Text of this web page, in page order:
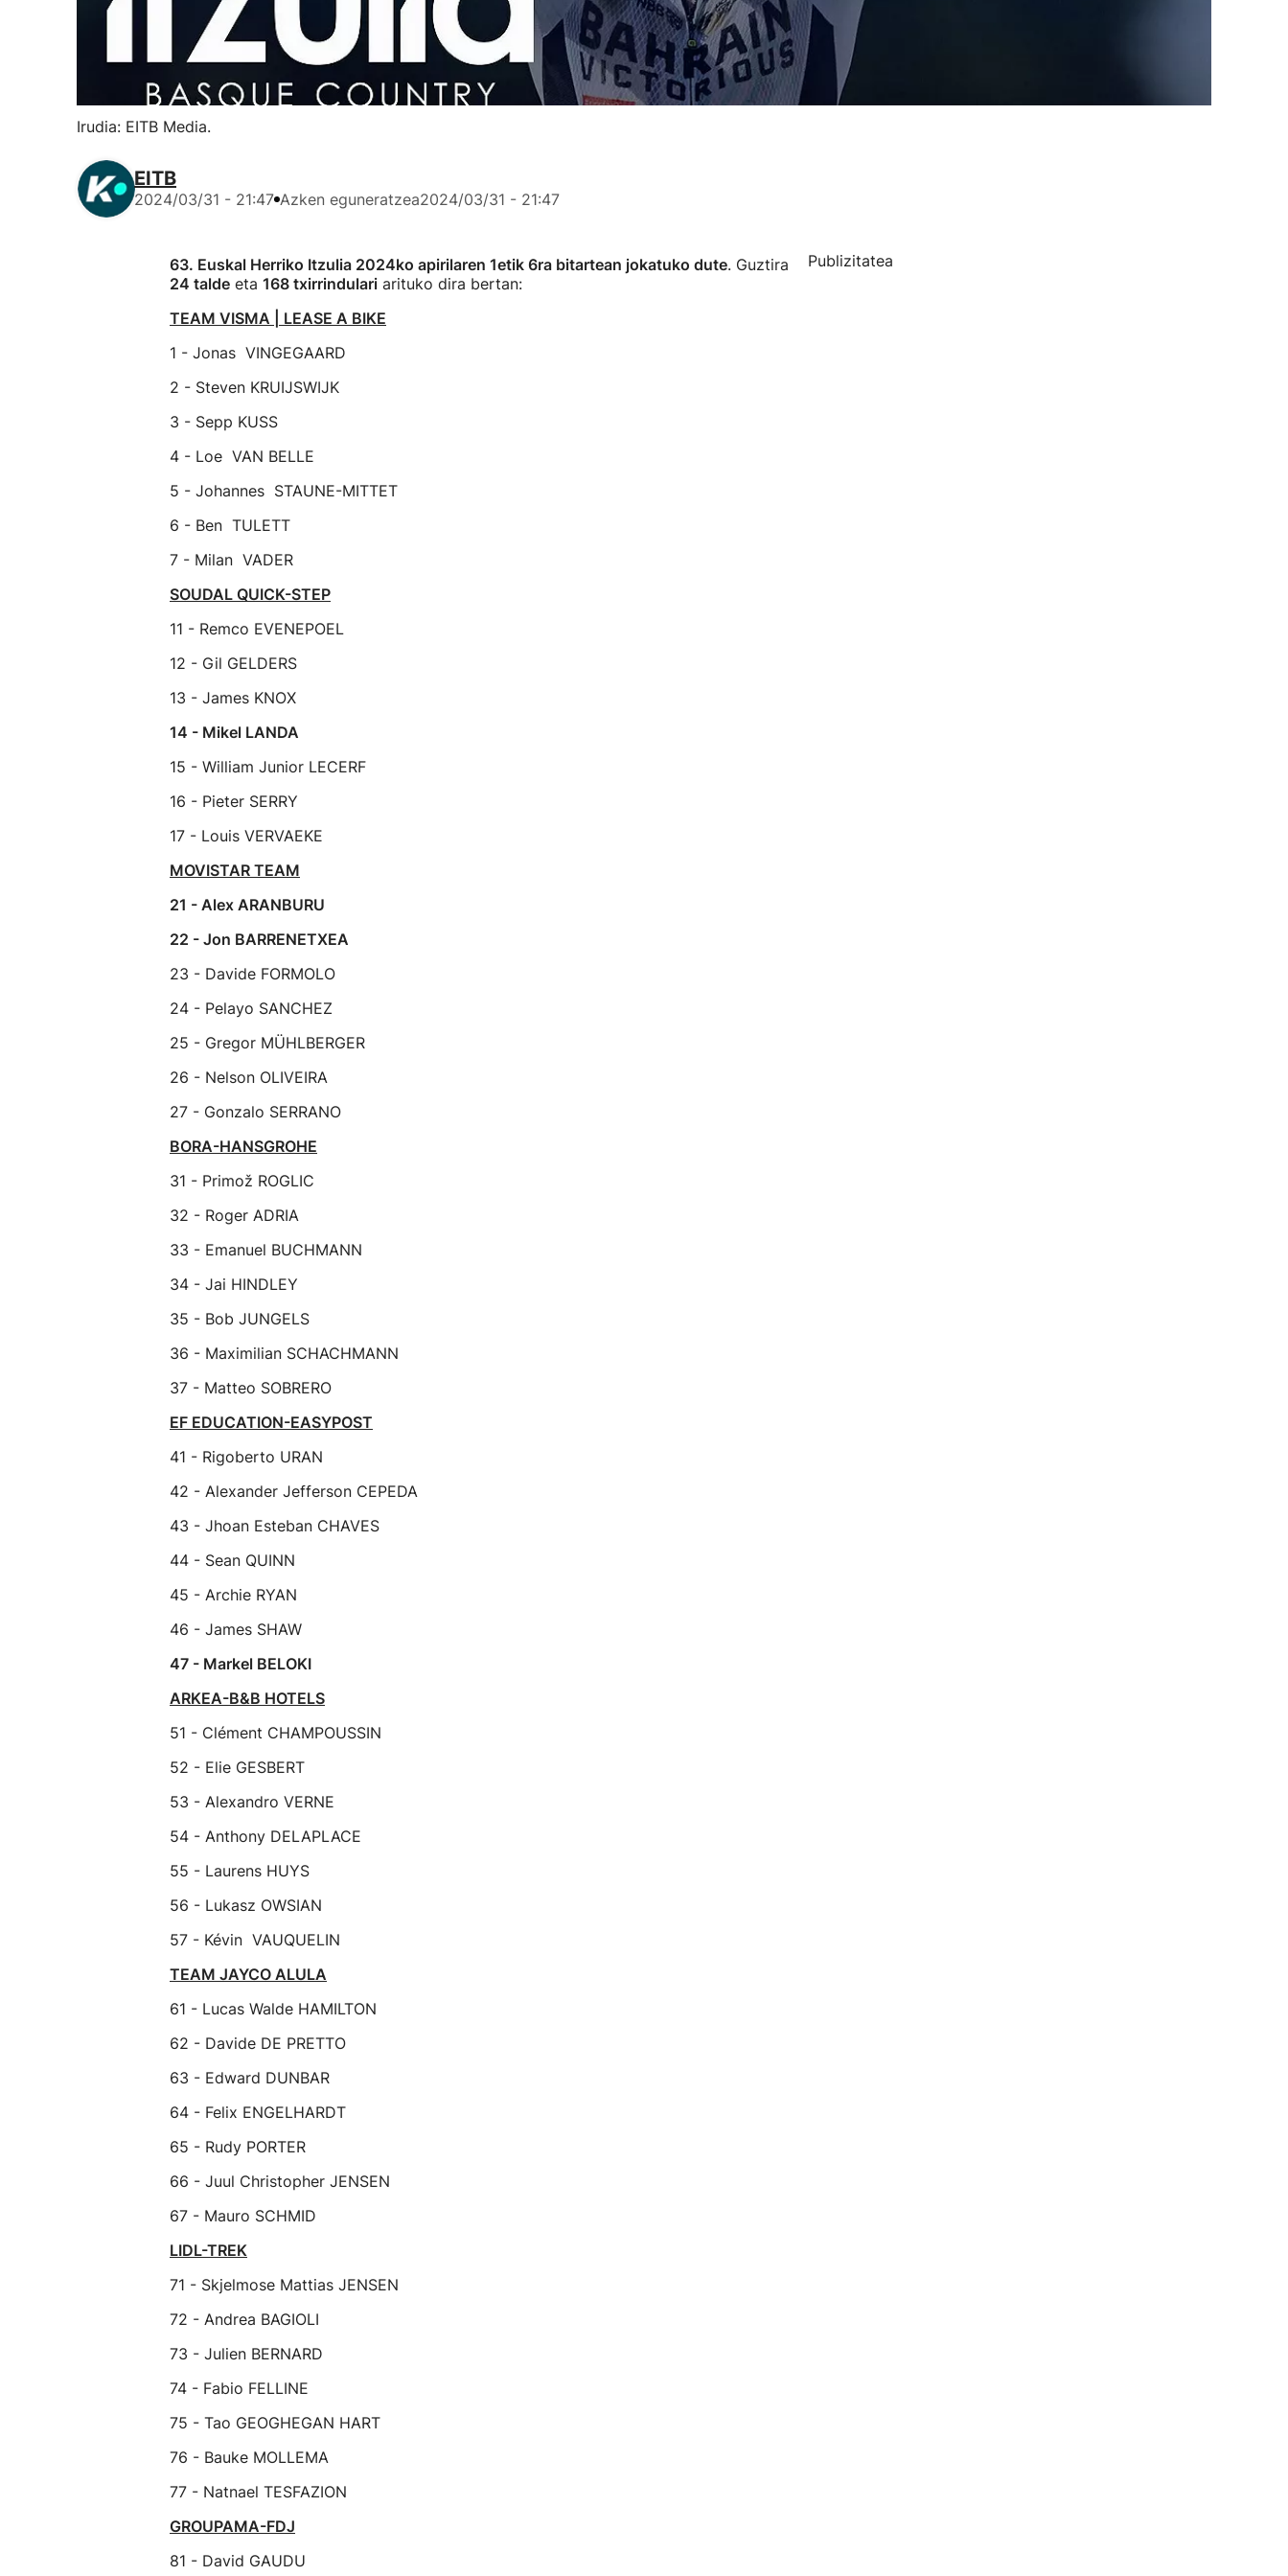
Irudia: EITB Media.
EITB
2024/03/31 - 21:47 Azken eguneratzea2024/03/31 - 21:47
63. Euskal Herriko Itzulia 2024ko apirilaren 1etik 6ra bitartean jokatuko dute. Guztira
24 talde eta 168 txirrindulari arituko dira bertan:
TEAM VISMA | LEASE A BIKE
1 - Jonas VINGEGAARD
2 - Steven KRUIJSWIJK
3 - Sepp KUSS
4 - Loe VAN BELLE
5 - Johannes STAUNE-MITTET
6 - Ben TULETT
7 - Milan VADER
SOUDAL QUICK-STEP
11 - Remco EVENEPOEL
12 - Gil GELDERS
13 - James KNOX
14 - Mikel LANDA
15 - William Junior LECERF
16 - Pieter SERRY
17 - Louis VERVAEKE
MOVISTAR TEAM
21 - Alex ARANBURU
22 - Jon BARRENETXEA
23 - Davide FORMOLO
24 - Pelayo SANCHEZ
25 - Gregor MÜHLBERGER
26 - Nelson OLIVEIRA
27 - Gonzalo SERRANO
BORA-HANSGROHE
31 - Primož ROGLIC
32 - Roger ADRIA
33 - Emanuel BUCHMANN
34 - Jai HINDLEY
35 - Bob JUNGELS
36 - Maximilian SCHACHMANN
37 - Matteo SOBRERO
EF EDUCATION-EASYPOST
41 - Rigoberto URAN
42 - Alexander Jefferson CEPEDA
43 - Jhoan Esteban CHAVES
44 - Sean QUINN
45 - Archie RYAN
46 - James SHAW
47 - Markel BELOKI
ARKEA-B&B HOTELS
51 - Clément CHAMPOUSSIN
52 - Elie GESBERT
53 - Alexandro VERNE
54 - Anthony DELAPLACE
55 - Laurens HUYS
56 - Lukasz OWSIAN
57 - Kévin VAUQUELIN
TEAM JAYCO ALULA
61 - Lucas Walde HAMILTON
62 - Davide DE PRETTO
63 - Edward DUNBAR
64 - Felix ENGELHARDT
65 - Rudy PORTER
66 - Juul Christopher JENSEN
67 - Mauro SCHMID
LIDL-TREK
71 - Skjelmose Mattias JENSEN
72 - Andrea BAGIOLI
73 - Julien BERNARD
74 - Fabio FELLINE
75 - Tao GEOGHEGAN HART
76 - Bauke MOLLEMA
77 - Natnael TESFAZION
GROUPAMA-FDJ
81 - David GAUDU
Publizitatea